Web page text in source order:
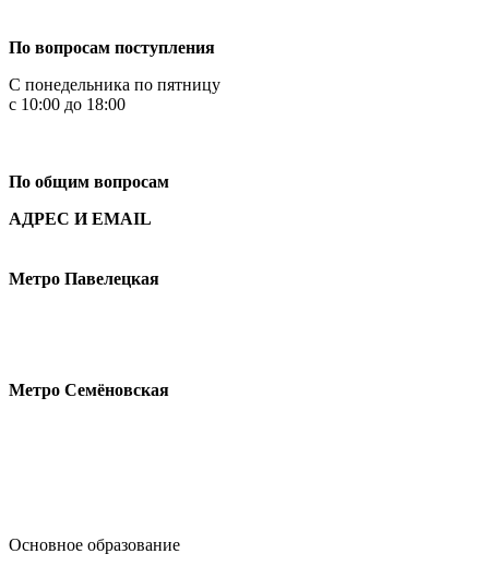
По вопросам поступления
С понедельника по пятницу
с 10:00 до 18:00
По общим вопросам
АДРЕС И EMAIL
Метро Павелецкая
Метро Семёновская
Основное образование